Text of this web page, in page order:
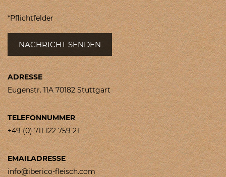
*Pflichtfelder
NACHRICHT SENDEN
ADRESSE
Eugenstr. 11A 70182 Stuttgart
TELEFONNUMMER
+49 (0) 711 122 759 21
EMAILADRESSE
info@iberico-fleisch.com